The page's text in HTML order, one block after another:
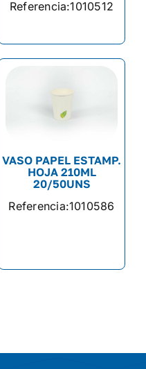
Referencia:1010512
VASO PAPEL ESTAMP.
HOJA 210ML
20/50UNS
Referencia:1010586